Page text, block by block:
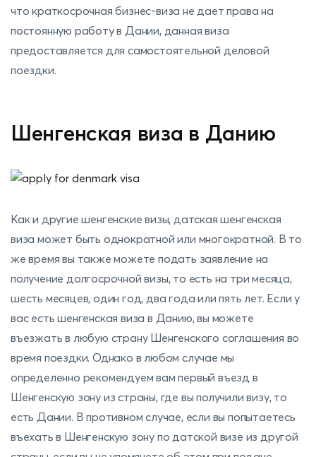
что краткосрочная бизнес-виза не дает права на
постоянную работу в Дании, данная виза
предоставляется для самостоятельной деловой
поездки.
Шенгенская виза в Данию
Как и другие шенгенские визы, датская шенгенская
виза может быть однократной или многократной. В то
же время вы также можете подать заявление на
получение долгосрочной визы, то есть на три месяца,
шесть месяцев, один год, два года или пять лет. Если у
вас есть шенгенская виза в Данию, вы можете
въезжать в любую страну Шенгенского соглашения во
время поездки. Однако в любом случае мы
определенно рекомендуем вам первый въезд в
Шенгенскую зону из страны, где вы получили визу, то
есть Дании. В противном случае, если вы попытаетесь
въехать в Шенгенскую зону по датской визе из другой